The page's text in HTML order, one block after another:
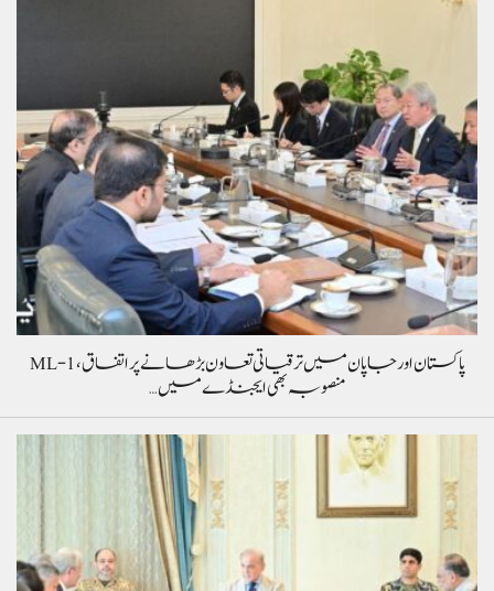
پاکستان اور جاپان میں ترقیاتی تعاون بڑھانے پر اتفاق، ML-1
منصوبہ بھی ایجنڈے میں…